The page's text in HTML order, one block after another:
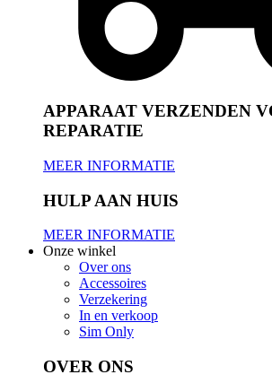
APPARAAT VERZENDEN
REPARATIE
MEER INFORMATIE
HULP AAN HUIS
MEER INFORMATIE
Onze winkel
Over ons
Accessoires
Verzekering
In en verkoop
Sim Only
OVER ONS